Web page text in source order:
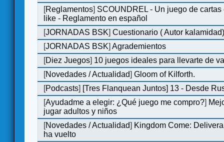
[Reglamentos] SCOUNDREL - Un juego de
like - Reglamento en español
[JORNADAS BSK]Cuestionario ( Autor
[JORNADAS BSK]Agrademientos
[Diez Juegos] 10 juegos ideales para llevarte de
[Novedades / Actualidad]Gloom of Kilforth.
[Podcasts] [Tres Flanquean Juntos] 13 - Desde
[Ayudadme a elegir: ¿Qué juego me compro?]
jugar adultos y niños
[Novedades / Actualidad] Kingdom Come:
ha vuelto